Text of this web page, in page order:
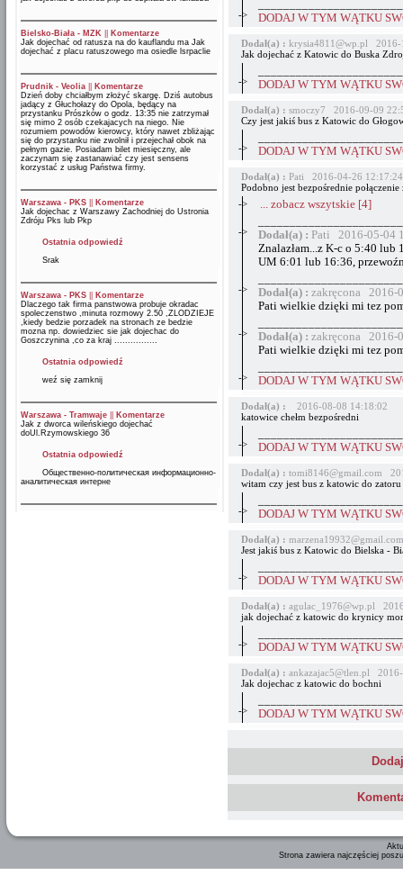
Bielsko-Biała - MZK
Komentarze
Jak dojechać od ratusza na do kauflandu ma Jak
dojechać z placu ratuszowego ma osiedle lsrpaclie
Prudnik - Veolia
Komentarze
Dzień doby chciałbym złożyć skargę. Dziś autobus
jadący z Głuchołazy do Opola, będący na
przystanku Prószków o godz. 13:35 nie zatrzymał
się mimo 2 osób czekajacych na niego. Nie
rozumiem powodów kierowcy, który nawet zbliżając
się do przystanku nie zwolnił i przejechał obok na
pełnym gazie. Posiadam bilet miesięczny, ale
zaczynam się zastanawiać czy jest sensens
korzystać z usług Państwa firmy.
Warszawa - PKS
Komentarze
Jak dojechac z Warszawy Zachodniej do Ustronia
Zdróju Pks lub Pkp
Ostatnia odpowiedź
Srak
Warszawa - PKS
Komentarze
Dlaczego tak firma panstwowa probuje okradac
spoleczenstwo ,minuta rozmowy 2.50 ,ZLODZIEJE
,kiedy bedzie porzadek na stronach ze bedzie
mozna np. dowiedziec sie jak dojechac do
Goszczynina ,co za kraj ................
Ostatnia odpowiedź
weź się zamknij
Warszawa - Tramwaje
Komentarze
Jak z dworca wileńskiego dojechać
doUl.Rzymowskiego 36
Ostatnia odpowiedź
Общественно-политическая информационно-
аналитическая интерне
->
DODAJ W TYM WĄTKU
Dodał(a) : krysia4811@wp.pl 2016-
Jak dojechać z Katowic do Buska
->
DODAJ W TYM WĄTKU
Dodał(a) : smoczy7 2016-09-09
Czy jest jakiś bus z Katowic do
->
DODAJ W TYM WĄTKU
Dodał(a) : Pati 2016-04-26 12:17:24
Podobno jest bezpośrednie
->
... zobacz wszytskie [4]
->
Dodał(a) : Pati 2016-05-04
Znalazłam...z K-c o 5:40
UM 6:01 lub 16:36,
->
Dodał(a) : zakręcona 2016-
Pati wielkie dzięki mi tez
->
Dodał(a) : zakręcona 2016-
Pati wielkie dzięki mi tez
->
DODAJ W TYM WĄTKU
Dodał(a) :
2016-08-08 14:18:02
katowice chełm bezpośredni
->
DODAJ W TYM WĄTKU
Dodał(a) : tomi8146@gmail.com
witam czy jest bus z katowic do
->
DODAJ W TYM WĄTKU
Dodał(a) :
Jest jakiś bus z Katowic do Bielska -
->
DODAJ W TYM WĄTKU
Dodał(a) : agulac_1976@wp.pl
jak dojechać z katowic do krynicy
->
DODAJ W TYM WĄTKU
Dodał(a) : ankazajac5@tlen.pl
Jak dojechac z katowic do bochni
->
DODAJ W TYM WĄTKU
Strona zawiera najczęściej